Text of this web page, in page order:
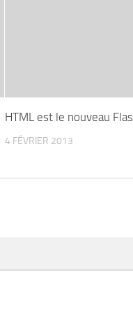
HTML est le nouveau
4 FÉVRIER 2013